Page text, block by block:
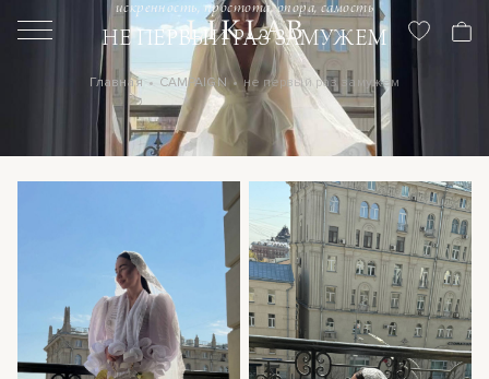
Главная CAMPAIGN не первый раз замужем
искренность, простота, опора, самость
НЕ ПЕРВЫЙ РАЗ ЗАМУЖЕМ